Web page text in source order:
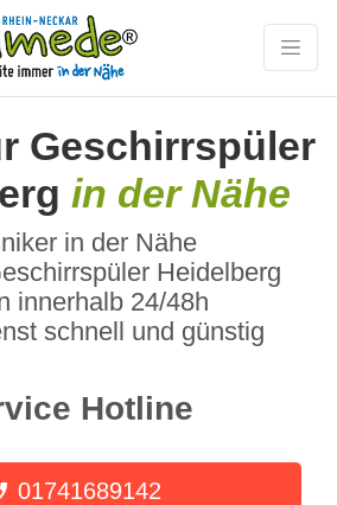
Geschirrspüler
in der Nähe
in der Nähe
Heidelberg
innerhalb 24/48h
schnell und günstig
Hotline
01741689142